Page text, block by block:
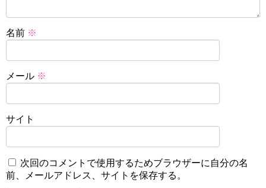
名前 ※
メール ※
サイト
次回のコメントで使用するためブラウザーに自分の名
前、メールアドレス、サイトを保存する。